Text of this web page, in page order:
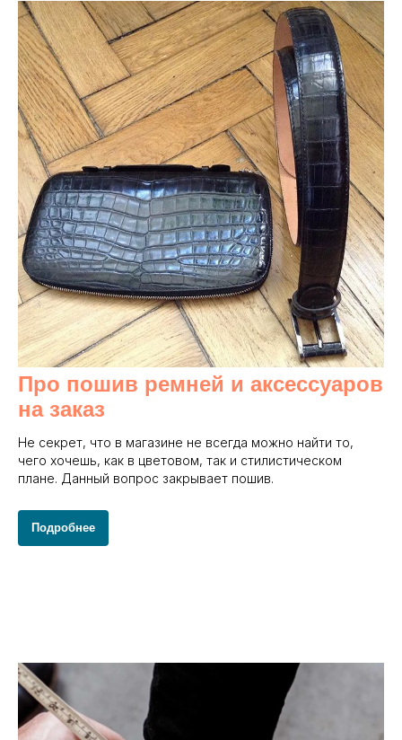
Про пошив ремней и аксессуаров
на заказ
Не секрет, что в магазине не всегда можно найти то,
чего хочешь, как в цветовом, так и стилистическом
плане. Данный вопрос закрывает пошив.
Подробнее